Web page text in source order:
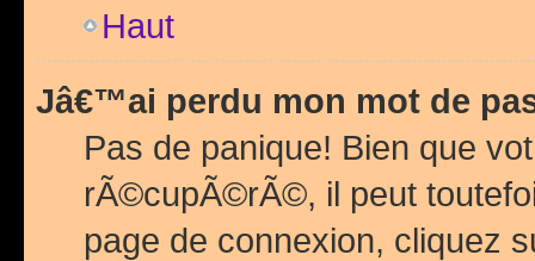
Haut
Jâ€™ai perdu mon mot de
Pas de panique! Bien que
rÃ©cupÃ©rÃ©, il peut
page de connexion, cliquez